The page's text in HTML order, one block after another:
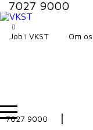
7027 9000
Job i VKST Om os
7027 9000